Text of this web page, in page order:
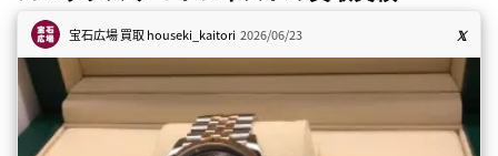
宝石広場 買取houseki_kaitori 2026/06/23